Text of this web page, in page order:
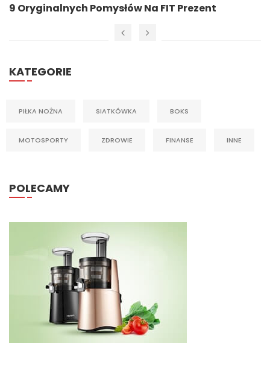
9 Oryginalnych Pomysłów Na FIT Prezent
KATEGORIE
PIŁKA NOŻNA SIATKÓWKA BOKS
MOTOSPORTY ZDROWIE FINANSE INNE
POLECAMY